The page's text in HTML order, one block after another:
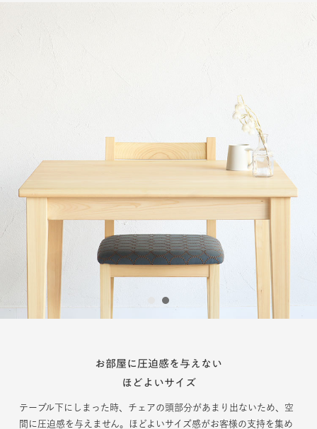
お部屋に圧迫感を与えない
ほどよいサイズ
テーブル下にしまった時、チェアの頭部分があまり出ないため、空
間に圧迫感を与えません。ほどよいサイズ感がお客様の支持を集め
2